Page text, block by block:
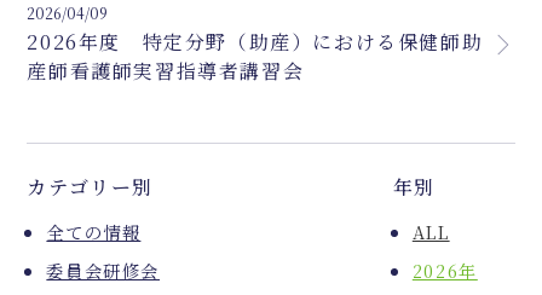
2026/04/09
2026年度 特定分野（助産）における保健師助
産師看護師実習指導者講習会
カテゴリー別
全ての情報
委員会研修会
年別
ALL
2026年